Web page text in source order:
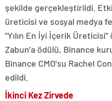
şekilde gerçekleştirildi.
üreticisi ve sosyal medya
"Yılın En İyi İçerik Üreticisi"
Zabun’a ödülü, Binance
Binance CMO'su Rachel
edildi.
İkinci Kez Zirvede